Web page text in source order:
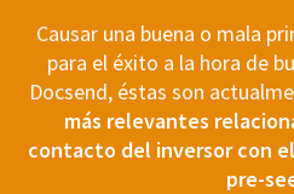
Causar una buena o mala
para el éxito a la hora de
Docsend, éstas son
más relevantes
contacto del inversor con
pre-